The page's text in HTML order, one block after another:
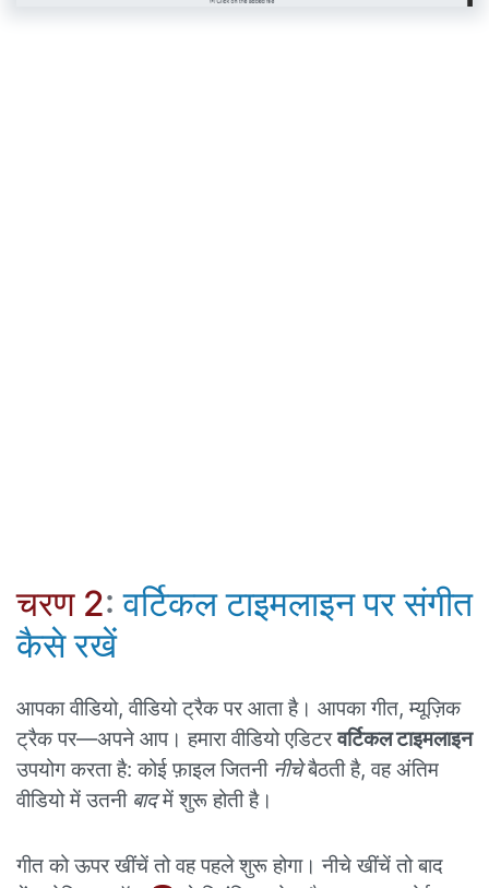
चरण 2: वर्टिकल टाइमलाइन पर संगीत
कैसे रखें
आपका वीडियो, वीडियो ट्रैक पर आता है। आपका गीत, म्यूज़िक
ट्रैक पर—अपने आप। हमारा वीडियो एडिटरवर्टिकल टाइमलाइन
उपयोग करता है: कोई फ़ाइल जितनी नीचेबैठती है, वह अंतिम
वीडियो में उतनी बादमें शुरू होती है।
गीत को ऊपर खींचें तो वह पहले शुरू होगा। नीचे खींचें तो बाद